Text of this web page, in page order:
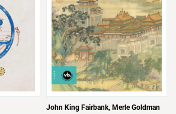
John King Fairbank Merle Goldman